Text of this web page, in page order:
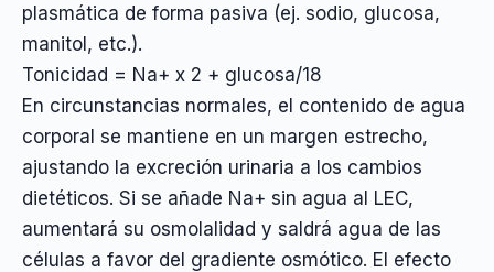
plasmática de forma pasiva (ej. sodio, glucosa,
manitol, etc.).
Tonicidad = Na+ x 2 + glucosa/18
En circunstancias normales, el contenido de agua
corporal se mantiene en un margen estrecho,
ajustando la excreción urinaria a los cambios
dietéticos. Si se añade Na+ sin agua al LEC,
aumentará su osmolalidad y saldrá agua de las
células a favor del gradiente osmótico. El efecto